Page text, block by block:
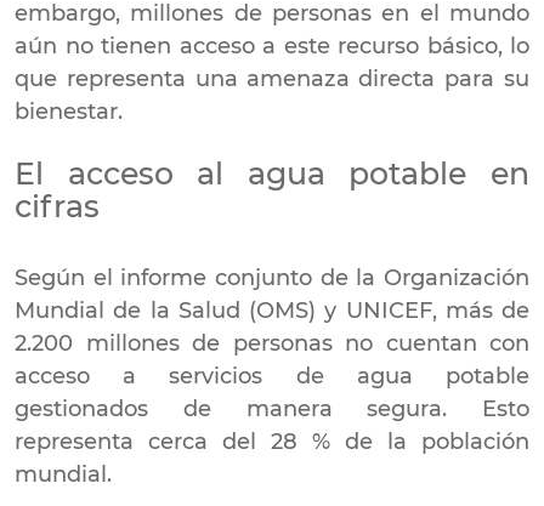
embargo, millones de personas en el mundo
aún no tienen acceso a este recurso básico, lo
que representa una amenaza directa para su
bienestar.
El acceso al agua potable en
cifras
Según el informe conjunto de la Organización
Mundial de la Salud (OMS) y UNICEF, más de
2.200 millones de personas no cuentan con
acceso a servicios de agua potable
gestionados de manera segura. Esto
representa cerca del 28 % de la población
mundial.